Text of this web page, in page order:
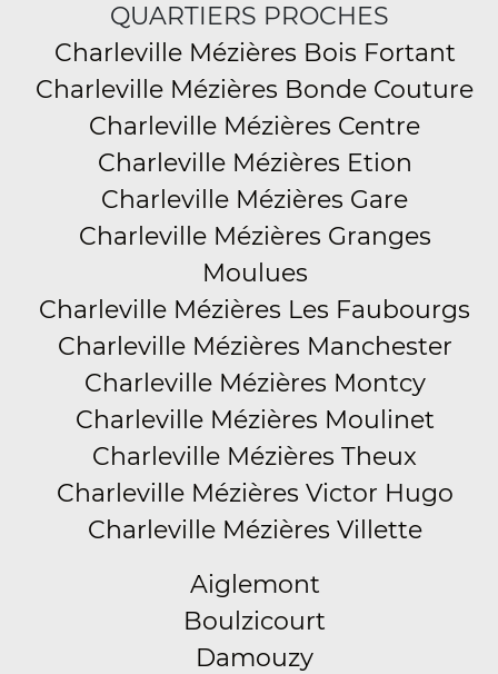
QUARTIERS PROCHES
Charleville Mézières Bois Fortant
Charleville Mézières Bonde Couture
Charleville Mézières Centre
Charleville Mézières Etion
Charleville Mézières Gare
Charleville Mézières Granges
Moulues
Charleville Mézières Les Faubourgs
Charleville Mézières Manchester
Charleville Mézières Montcy
Charleville Mézières Moulinet
Charleville Mézières Theux
Charleville Mézières Victor Hugo
Charleville Mézières Villette
Aiglemont
Boulzicourt
Damouzy